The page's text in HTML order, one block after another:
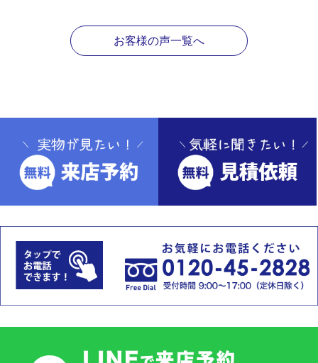
お客様の声一覧へ